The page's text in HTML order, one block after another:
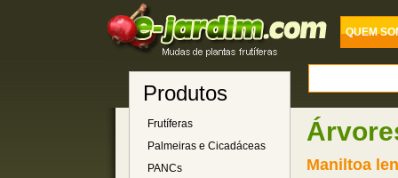
QUEM
Produtos
Frutíferas
Palmeiras e Cicadáceas
PANCs
Maniltoa